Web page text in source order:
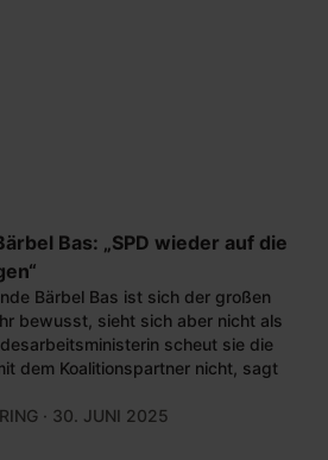
Bas: „SPD wieder auf die
Bärbel Bas ist sich der großen
bewusst, sieht sich aber nicht als
scheut sie die
dem Koalitionspartner nicht, sagt
· 30. JUNI 2025